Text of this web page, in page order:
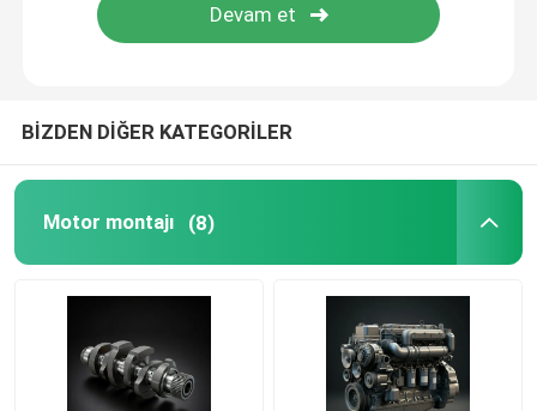
Soğutma Sistemi
BİZDEN DİĞER KATEGORİLER
Motor montajı (8)